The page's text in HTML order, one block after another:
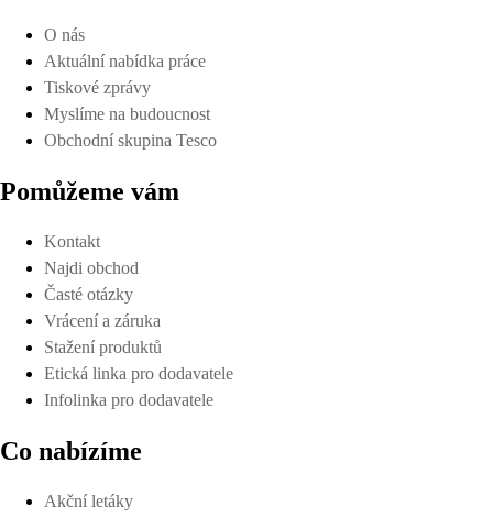
O nás
Aktuální nabídka práce
Tiskové zprávy
Myslíme na budoucnost
Obchodní skupina Tesco
Pomůžeme vám
Kontakt
Najdi obchod
Časté otázky
Vrácení a záruka
Stažení produktů
Etická linka pro dodavatele
Infolinka pro dodavatele
Co nabízíme
Akční letáky